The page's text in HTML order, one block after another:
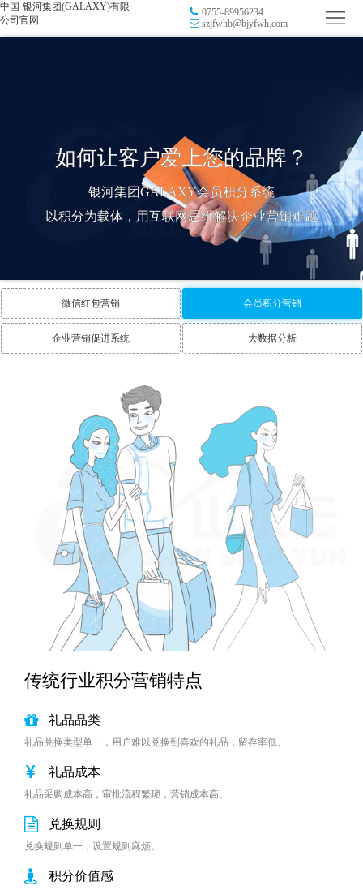
中国·银河集团(GALAXY)有限
公司官网
0755-89956234
szjfwhb@bjyfwh.com
首
签
系
统
营
慧
智
能
行
业
应
关
于
新
如何让客户爱上您的品牌？
银河集团GALAXY会员积分系统
以积分为载体，用互联网思维解决企业营销难题
微信红包营销 会员积分营销
企业营销促进系统 大数据分析
传统行业积分营销特点
礼品品类
礼品兑换类型单一，用户难以兑换到喜欢的礼品，留存率低。
礼品成本
礼品采购成本高，审批流程繁琐，营销成本高。
兑换规则
兑换规则单一，设置规则麻烦。
积分价值感